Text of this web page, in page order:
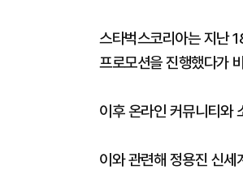
스타벅스코리아는 지난
프로모션을 진행했다가
이후 온라인 커뮤니티와
이와 관련해 정용진 신